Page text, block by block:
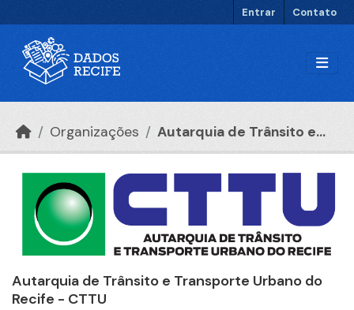
Entrar Contato
Organizações Autarquia de Trânsito e...
Autarquia de Trânsito e Transporte Urbano do
Recife - CTTU